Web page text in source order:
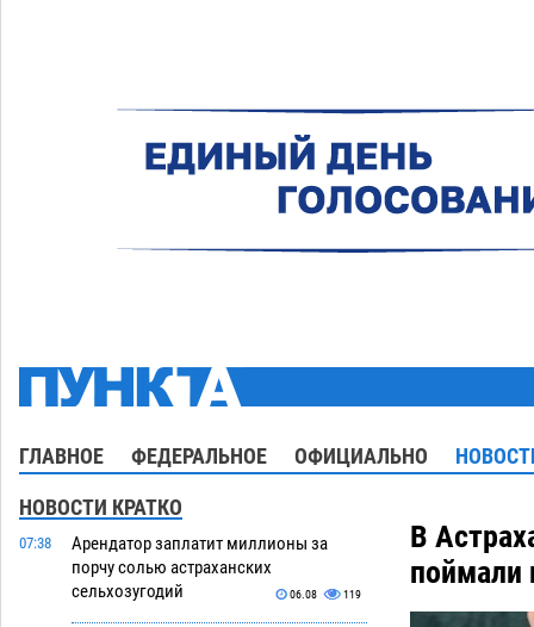
ГЛАВНОЕ ФЕДЕРАЛЬНОЕ ОФИЦИАЛЬНО
НОВОСТИ КРАТКО
07:38
Арендатор заплатит миллионы за
порчу солью астраханских
сельхозугодий
06.08 119
В
поймали